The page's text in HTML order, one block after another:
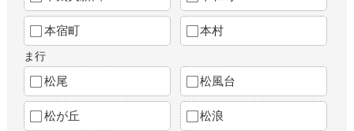
本宿町 本村
ま行
松尾 松風台
松が丘 松浪